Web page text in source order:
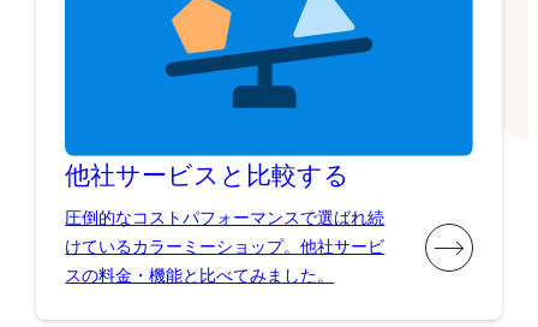
他社サービスと比較する
圧倒的なコストパフォーマンスで選ばれ続
けているカラーミーショップ。他社サービ
スの料金・機能と比べてみました。